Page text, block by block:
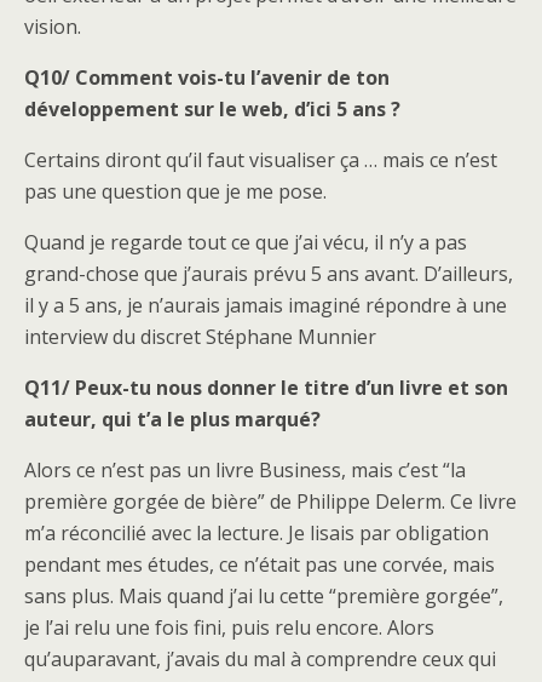
vision.
Q10/ Comment vois-tu l’avenir de ton
développement sur le web, d’ici 5 ans ?
Certains diront qu’il faut visualiser ça … mais ce n’est
pas une question que je me pose.
Quand je regarde tout ce que j’ai vécu, il n’y a pas
grand-chose que j’aurais prévu 5 ans avant. D’ailleurs,
il y a 5 ans, je n’aurais jamais imaginé répondre à une
interview du discret Stéphane Munnier
Q11/ Peux-tu nous donner le titre d’un livre et son
auteur, qui t’a le plus marqué?
Alors ce n’est pas un livre Business, mais c’est “la
première gorgée de bière” de Philippe Delerm. Ce livre
m’a réconcilié avec la lecture. Je lisais par obligation
pendant mes études, ce n’était pas une corvée, mais
sans plus. Mais quand j’ai lu cette “première gorgée”,
je l’ai relu une fois fini, puis relu encore. Alors
qu’auparavant, j’avais du mal à comprendre ceux qui